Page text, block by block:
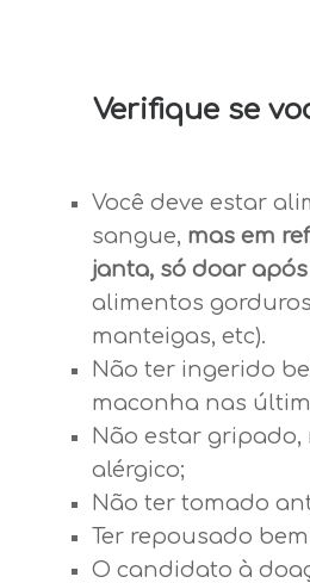
Verifique se
Você deve estar
sangue, mas em
janta, só doar
alimentos
manteigas, etc).
Não ter ingerido
maconha nas
Não estar gripado,
alérgico;
Não ter tomado
Ter repousado
O candidato à